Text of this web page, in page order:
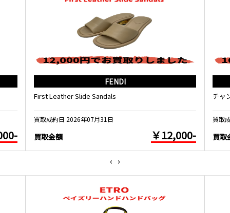
FENDI
First Leather Slide Sandals
買取成約日 2026年07月31日
買取金額 ￥12,000-
チャ
買取
買取
‹ ›